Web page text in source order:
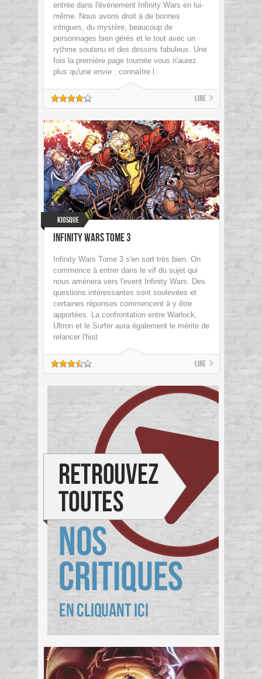
entrée dans l'événement Infinity Wars en lui-
même. Nous avons droit à de bonnes
intrigues, du mystère, beaucoup de
personnages bien gérés et le tout avec un
rythme soutenu et des dessins fabuleux. Une
fois la première page tournée vous n'aurez
plus qu'une envie : connaître l
Lire
Kiosque
Infinity Wars Tome 3
Infinity Wars Tome 3 s'en sort très bien. On
commence à entrer dans le vif du sujet qui
nous amènera vers l'event Infinity Wars. Des
questions intéressantes sont soulevées et
certaines réponses commencent à y être
apportées. La confrontation entre Warlock,
Ultron et le Surfer aura également le mérite de
relancer l'hist
Lire